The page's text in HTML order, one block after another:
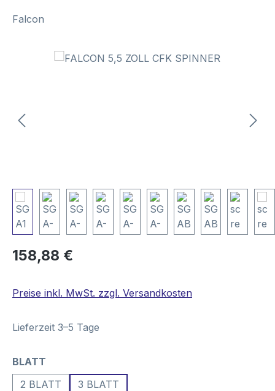
Falcon
Bildergalerie überspringen
Regulärer Preis:
158,88 €
Preise inkl. MwSt. zzgl. Versandkosten
Lieferzeit 3–5 Tage
BLATT
2 BLATT
3 BLATT